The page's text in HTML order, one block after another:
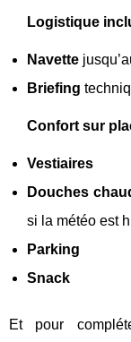
Logistique
Navette
Briefing
Confort sur
Vestiaires
Douches
si la météo est
Parking
Snack
Et pour